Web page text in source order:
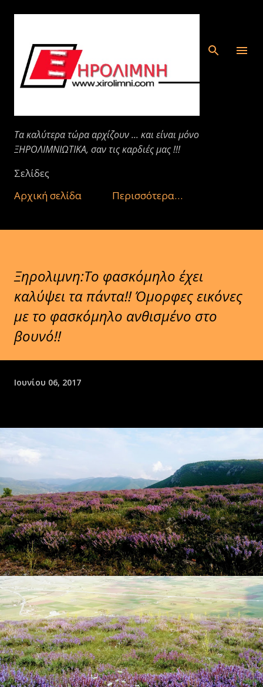
Μετάβαση στο κύριο περιεχόμενο
Τα καλύτερα τώρα αρχίζουν ... και είναι μόνο
ΞΗΡΟΛΙΜΝΙΩΤΙΚΑ, σαν τις καρδιές μας !!!
Σελίδες
Αρχική σελίδα
Περισσότερα…
Ξηρολιμνη:Το φασκόμηλο έχει
καλύψει τα πάντα!! Όμορφες εικόνες
με το φασκόμηλο ανθισμένο στο
βουνό!!
Ιουνίου 06, 2017